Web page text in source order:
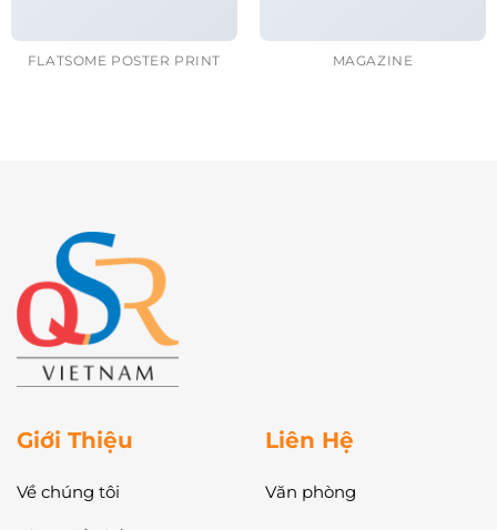
FLATSOME POSTER PRINT MAGAZINE
Giới Thiệu
Về chúng tôi
Liên Hệ
Văn phòng